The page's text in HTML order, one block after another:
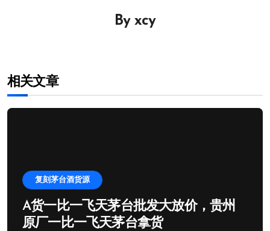
By xcy
相关文章
复刻茅台酒货源
A货一比一飞天茅台批发大放价，贵州
原厂一比一飞天茅台拿货